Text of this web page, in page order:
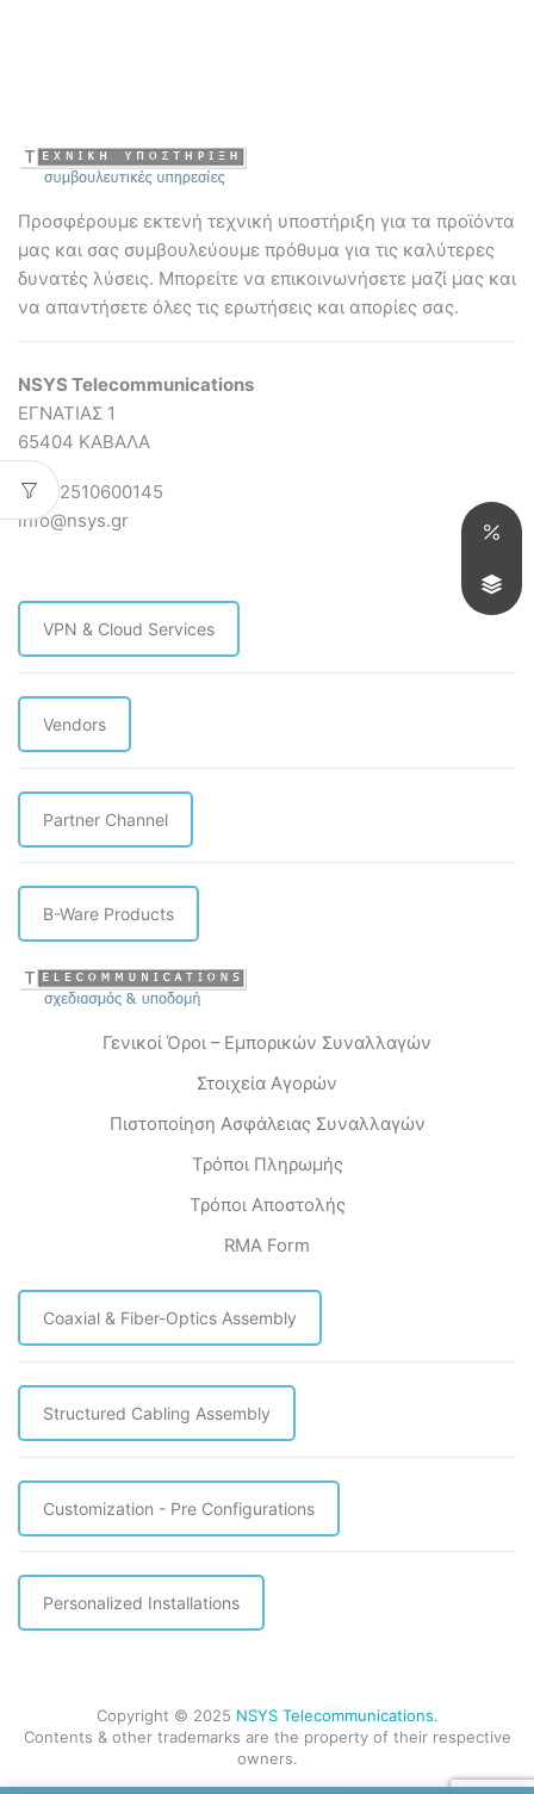
Προσφέρουμε εκτενή τεχνική υποστήριξη για τα προϊόντα
μας και σας συμβουλεύουμε πρόθυμα για τις καλύτερες
δυνατές λύσεις. Mπορείτε να επικοινωνήσετε μαζί μας και
να απαντήσετε όλες τις ερωτήσεις και απορίες σας.
NSYS Telecommunications
ΕΓΝΑΤΙΑΣ 1
65404 ΚΑΒΑΛΑ
ΤΗΛ 2510600145
info@nsys.gr
VPN & Cloud Services
Vendors
Partner Channel
B-Ware Products
Γενικοί Όροι – Εμπορικών Συναλλαγών
Στοιχεία Αγορών
Πιστοποίηση Ασφάλειας Συναλλαγών
Τρόποι Πληρωμής
Τρόποι Αποστολής
RMA Form
Coaxial & Fiber-Optics Assembly
Structured Cabling Assembly
Customization - Pre Configurations
Personalized Installations
Copyright © 2025 NSYS Telecommunications.
Contents & other trademarks are the property of their respective
owners.